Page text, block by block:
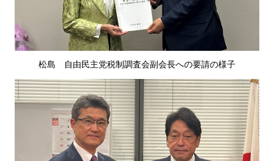
松島 自由民主党税制調査会副会長への要請の様子